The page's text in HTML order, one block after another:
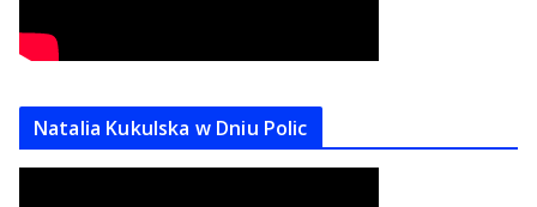
Natalia Kukulska w Dniu Polic